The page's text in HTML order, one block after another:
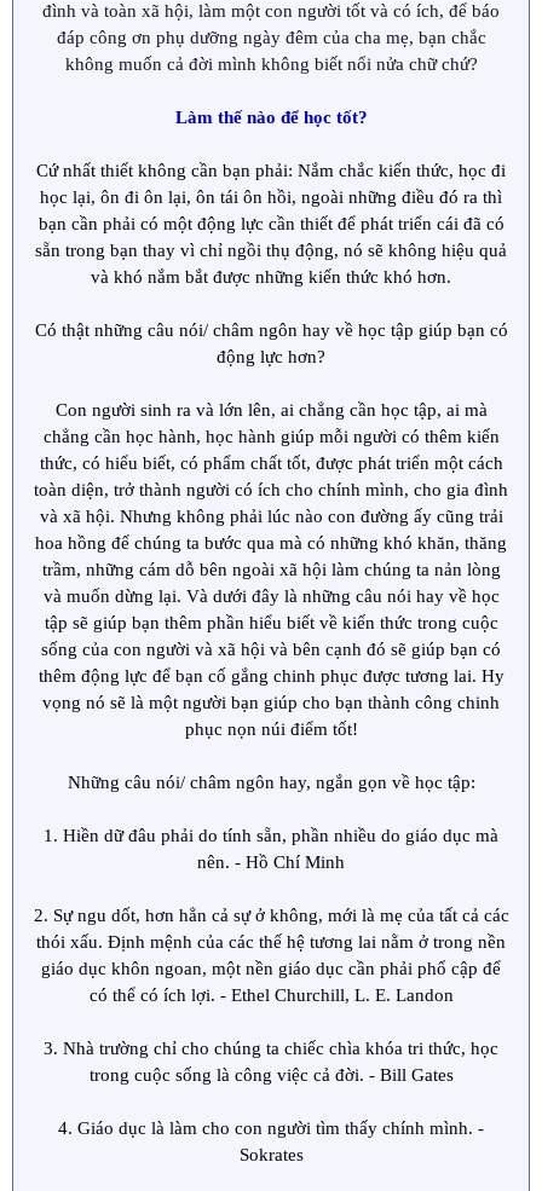
đình và toàn xã hội, làm một con người tốt và có ích, để báo
đáp công ơn phụ dưỡng ngày đêm của cha mẹ, bạn chắc
không muốn cả đời mình không biết nổi nửa chữ chứ?
Làm thế nào để học tốt?
Cứ nhất thiết không cần bạn phải: Nắm chắc kiến thức, học đi
học lại, ôn đi ôn lại, ôn tái ôn hồi, ngoài những điều đó ra thì
bạn cần phải có một động lực cần thiết để phát triển cái đã có
sẵn trong bạn thay vì chỉ ngồi thụ động, nó sẽ không hiệu quả
và khó nắm bắt được những kiến thức khó hơn.
Có thật những câu nói/ châm ngôn hay về học tập giúp bạn có
động lực hơn?
Con người sinh ra và lớn lên, ai chẳng cần học tập, ai mà
chẳng cần học hành, học hành giúp mỗi người có thêm kiến
thức, có hiểu biết, có phẩm chất tốt, được phát triển một cách
toàn diện, trở thành người có ích cho chính mình, cho gia đình
và xã hội. Nhưng không phải lúc nào con đường ấy cũng trải
hoa hồng để chúng ta bước qua mà có những khó khăn, thăng
trầm, những cám dỗ bên ngoài xã hội làm chúng ta nản lòng
và muốn dừng lại. Và dưới đây là những câu nói hay về học
tập sẽ giúp bạn thêm phần hiểu biết về kiến thức trong cuộc
sống của con người và xã hội và bên cạnh đó sẽ giúp bạn có
thêm động lực để bạn cố gắng chinh phục được tương lai. Hy
vọng nó sẽ là một người bạn giúp cho bạn thành công chinh
phục nọn núi điểm tốt!
Những câu nói/ châm ngôn hay, ngắn gọn về học tập:
1. Hiền dữ đâu phải do tính sẵn, phần nhiều do giáo dục mà
nên. - Hồ Chí Minh
2. Sự ngu dốt, hơn hẳn cả sự ở không, mới là mẹ của tất cả các
thói xấu. Ðịnh mệnh của các thế hệ tương lai nằm ở trong nền
giáo dục khôn ngoan, một nền giáo dục cần phải phổ cập để
có thể có ích lợi. - Ethel Churchill, L. E. Landon
3. Nhà trường chỉ cho chúng ta chiếc chìa khóa tri thức, học
trong cuộc sống là công việc cả đời. - Bill Gates
4. Giáo dục là làm cho con người tìm thấy chính mình. -
Sokrates